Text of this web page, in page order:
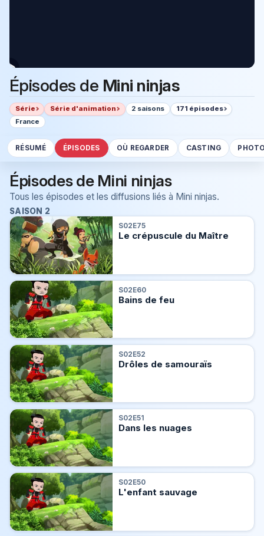
Épisodes de Mini ninjas
Série Série d'animation 2 saisons
171 épisodes
France
RÉSUMÉ ÉPISODES OÙ REGARDER CASTING
Épisodes de Mini ninjas
Tous les épisodes et les diffusions liés à Mini ninjas.
SAISON 2
S02E75
Le crépuscule du Maître
S02E60
Bains de feu
S02E52
Drôles de samouraïs
S02E51
Dans les nuages
S02E50
L'enfant sauvage